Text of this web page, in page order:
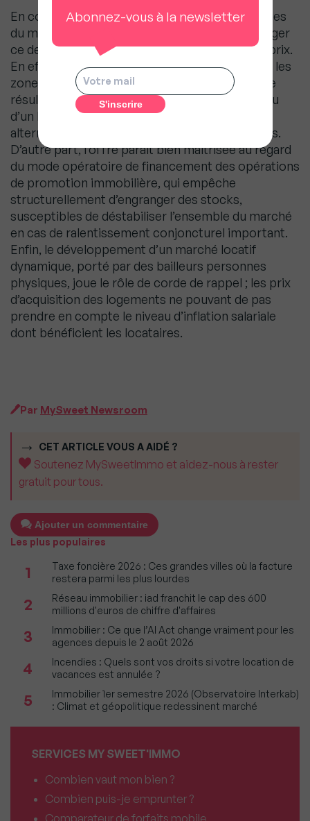
En conséquence, les caractéristiques spécifiques
du marché immobilier français semblent protéger
ce dernier contre un retournement brutal des prix.
En effet, la demande apparait structurelle dans les
zones où les prix augmentent ; qu’elles soient le
résultat d’un solde démographique positif et/ou
d’un besoin d’investir dans une classe d’actifs
alternative pour les investisseurs institutionnels.
D’autre part, l’offre parait bien maitrisée au regard
du mode opératoire de financement des opérations
de promotion immobilière, qui empêche
structurellement d’engranger des stocks,
susceptibles de déstabiliser l’ensemble du marché
en cas de ralentissement conjoncturel important.
Enfin, le développement d’un marché locatif
dynamique, porté par des bailleurs personnes
physiques, joue le rôle de corde de rappel ; les prix
d’acquisition des logements ne pouvant de pas
prendre en compte le niveau d’inflation salariale
dont bénéficient les locataires.
Par MySweet Newsroom
CET ARTICLE VOUS A AIDÉ ?
Soutenez MySweetImmo et aidez-nous à rester
gratuit pour tous.
Ajouter un commentaire
Les plus populaires
1
Taxe foncière 2026 : Ces grandes villes où la facture
restera parmi les plus lourdes
2
Réseau immobilier : iad franchit le cap des 600
millions d'euros de chiffre d'affaires
3
Immobilier : Ce que l’AI Act change vraiment pour les
agences depuis le 2 août 2026
4
Incendies : Quels sont vos droits si votre location de
vacances est annulée ?
5
Immobilier 1er semestre 2026 (Observatoire Interkab)
: Climat et géopolitique redessinent marché
SERVICES MY SWEET'IMMO
Combien vaut mon bien ?
Combien puis-je emprunter ?
Abonnez-vous à la newsletter